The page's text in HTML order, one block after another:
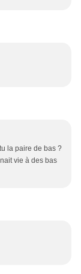
la paire de bas ?
vie à des bas